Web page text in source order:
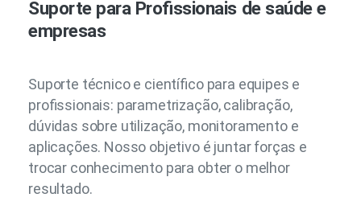
Suporte para Profissionais de saúde e
empresas
Suporte técnico e científico para equipes e
profissionais: parametrização, calibração,
dúvidas sobre utilização, monitoramento e
aplicações. Nosso objetivo é juntar forças e
trocar conhecimento para obter o melhor
resultado.